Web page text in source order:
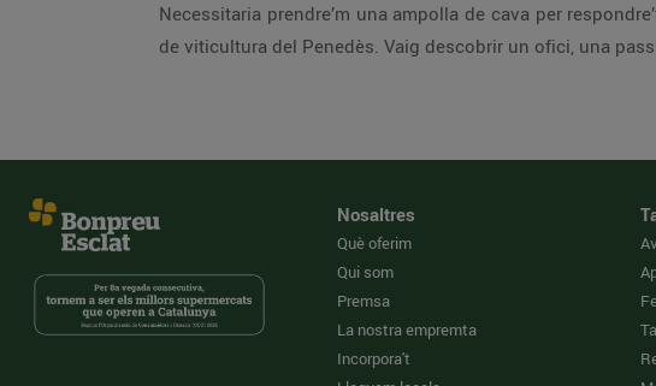
Necessitaria prendre’m una ampolla de cava per
de viticultura del Penedès. Vaig descobrir un ofici, una
Nosaltres
Què oferim
Qui som
Premsa
La nostra empremta
Incorpora't